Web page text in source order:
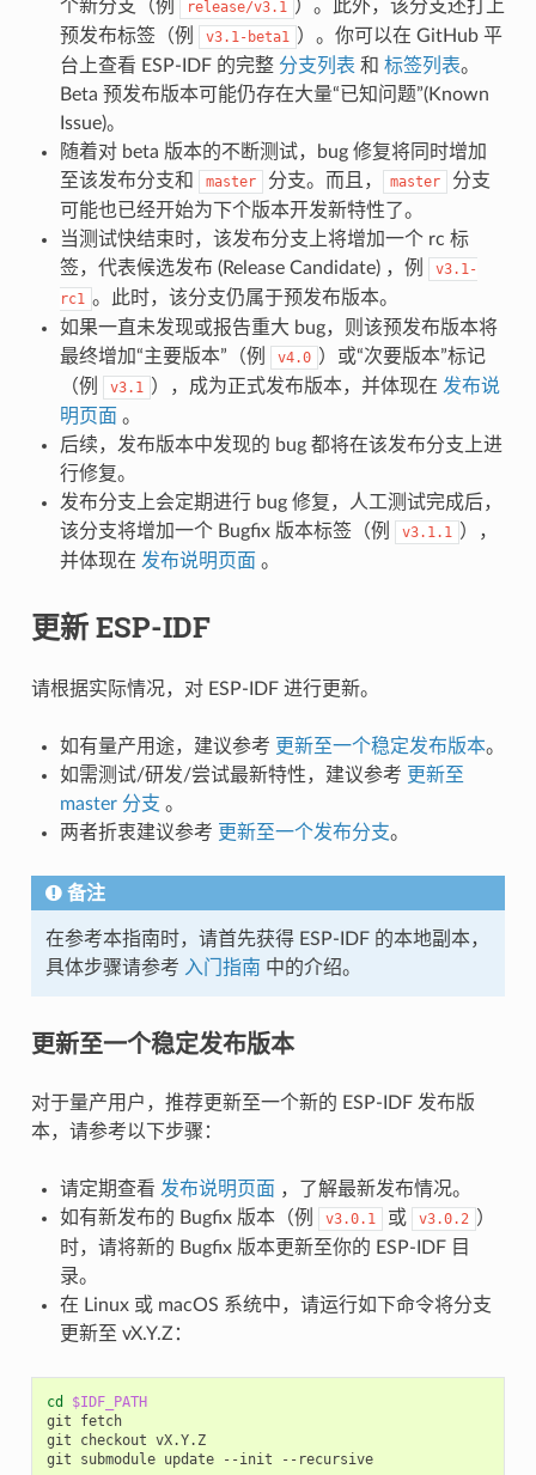
个新分支（例 release/v3.1 ）。此外，该分支还打上
预发布标签（例
v3.1-beta1 ）。你可以在 GitHub 平
台上查看 ESP-IDF 的完整 分支列表 和 标签列表。
Beta 预发布版本可能仍存在大量“已知问题”(Known
Issue)。
随着对 beta 版本的不断测试，bug 修复将同时增加
至该发布分支和
master 分支。而且， master
分支
可能也已经开始为下个版本开发新特性了。
当测试快结束时，该发布分支上将增加一个 rc 标
签，代表候选发布 (Release Candidate) ，例
v3.1-
rc1 。此时，该分支仍属于预发布版本。
如果一直未发现或报告重大 bug，则该预发布版本将
最终增加“主要版本”（例
v4.0 ）或“次要版本”标记
（例
v3.1 ），成为正式发布版本，并体现在 发布说
明页面 。
后续，发布版本中发现的 bug 都将在该发布分支上进
行修复。
发布分支上会定期进行 bug 修复，人工测试完成后，
该分支将增加一个 Bugfix 版本标签（例
v3.1.1 ），
并体现在 发布说明页面 。
更新 ESP-IDF
请根据实际情况，对 ESP-IDF 进行更新。
如有量产用途，建议参考 更新至一个稳定发布版本。
如需测试/研发/尝试最新特性，建议参考 更新至
master 分支 。
两者折衷建议参考 更新至一个发布分支。
备注
在参考本指南时，请首先获得 ESP-IDF 的本地副本，
具体步骤请参考 入门指南 中的介绍。
更新至一个稳定发布版本
对于量产用户，推荐更新至一个新的 ESP-IDF 发布版
本，请参考以下步骤：
请定期查看 发布说明页面 ，了解最新发布情况。
如有新发布的 Bugfix 版本（例
v3.0.1 或 v3.0.2 ）
时，请将新的 Bugfix 版本更新至你的 ESP-IDF 目
录。
在 Linux 或 macOS 系统中，请运行如下命令将分支
更新至 vX.Y.Z：
cd
$IDF_PATH
git
fetch
git
checkout vX.Y.Z
git
submodule update --init --recursive